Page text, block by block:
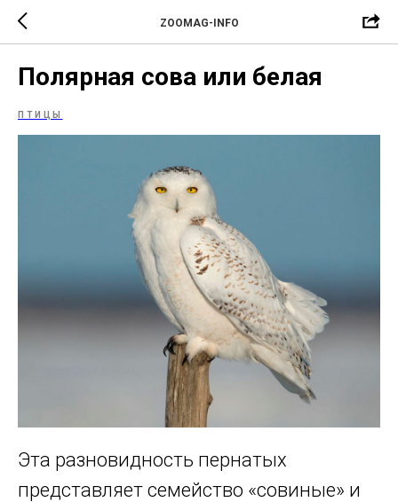
ZOOMAG-INFO
Полярная сова или белая
ПТИЦЫ
Эта разновидность пернатых
представляет семейство «совиные» и